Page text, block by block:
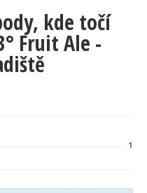
kde točí
Fruit Ale -
1